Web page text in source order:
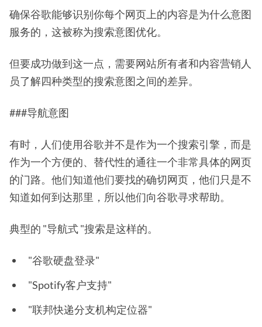
确保谷歌能够识别你每个网页上的内容是为什么意图
服务的，这被称为搜索意图优化。
但要成功做到这一点，需要网站所有者和内容营销人
员了解四种类型的搜索意图之间的差异。
###导航意图
有时，人们使用谷歌并不是作为一个搜索引擎，而是
作为一个方便的、替代性的通往一个非常具体的网页
的门路。他们知道他们要找的确切网页，他们只是不
知道如何到达那里，所以他们向谷歌寻求帮助。
典型的 "导航式 "搜索是这样的。
"谷歌硬盘登录"
"Spotify客户支持"
"联邦快递分支机构定位器"